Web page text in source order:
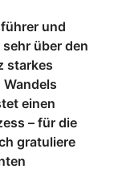
und
über den
starkes
einen
– für die
gratuliere